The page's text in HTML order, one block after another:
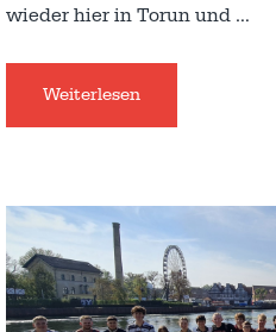
wieder hier in Torun und …
Weiterlesen